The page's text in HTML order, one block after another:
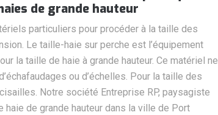
de grande hauteur
particuliers pour procéder à la taille des
Le taille-haie sur perche est l’équipement
la taille de haie à grande hauteur. Ce matériel ne
ou d’échelles. Pour la taille des
Notre société Entreprise RP, paysagiste
de grande hauteur dans la ville de Port